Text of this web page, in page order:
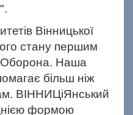
Вінницької
стану першим
Оборона. Наша
більш ніж
ВІННИЦіЯнський
формою